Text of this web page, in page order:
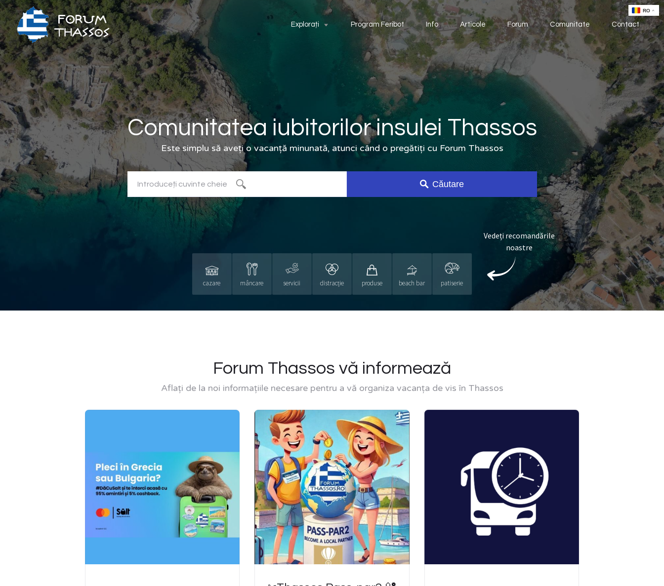
Explorați Program Feribot Info Articole Forum Comunitate Contact
Comunitatea iubitorilor insulei Thassos
Este simplu să aveți o vacanță minunată, atunci când o pregătiți cu Forum Thassos
Căutare
cazare mâncare servicii distracție produse beach bar patiserie
Vedeți recomandările
noastre
Forum Thassos vă informează
Aflați de la noi informațiile necesare pentru a vă organiza vacanța de vis în Thassos